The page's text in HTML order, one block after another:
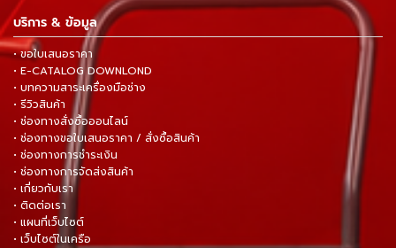
บริการ & ข้อมูล
• ขอใบเสนอราคา
• E-CATALOG DOWNLOND
• บทความสาระเครื่องมือช่าง
• รีวิวสินค้า
• ช่องทางสั่งซื้อออนไลน์
• ช่องทางขอใบเสนอราคา / สั่งซื้อสินค้า
• ช่องทางการชำระเงิน
• ช่องทางการจัดส่งสินค้า
• เกี่ยวกับเรา
• ติดต่อเรา
• แผนที่เว็บไซต์
• เว็บไซต์ในเครือ